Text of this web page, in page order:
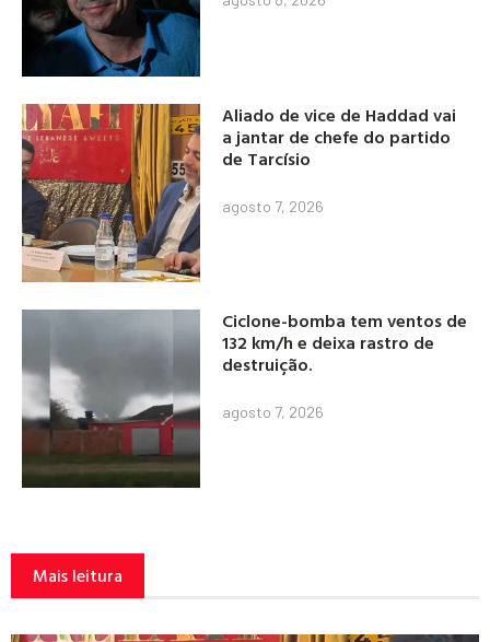
Aliado de vice de Haddad vai
a jantar de chefe do partido
de Tarcísio
agosto 7, 2026
Ciclone-bomba tem ventos de
132 km/h e deixa rastro de
destruição.
agosto 7, 2026
Mais leitura